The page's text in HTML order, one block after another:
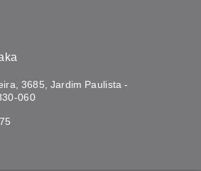
3685, Jardim Paulista -
060